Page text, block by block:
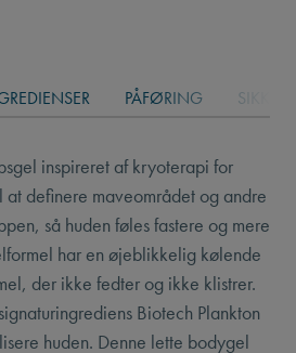
PÅFØRING
inspireret af kryoterapi for
definere maveområdet og andre
så huden føles fastere og mere
har en øjeblikkelig kølende
der ikke fedter og ikke klistrer.
Biotech Plankton
huden. Denne lette bodygel